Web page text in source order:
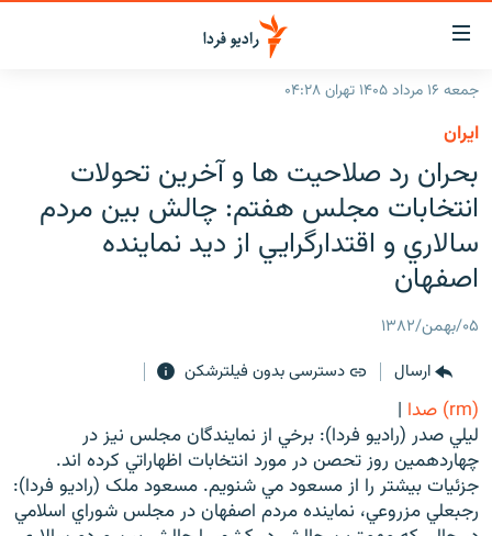
لینک‌های
قابلیت
دسترسی
بازگشت
منوی
اصلی
رفتن
صفحه
جستجو
ایران
جهان
رادیو
انتخاب کنید و بشنوید
برنامه‌های رادیویی
پادکست
چندرسانه‌ای
English
به ما بپیوندید
جمعه ۱۶ مرداد ۱۴۰۵ تهران ۰۴:۲۸
ايران
بحران رد صلاحيت ها و آخرين تحولات
انتخابات مجلس هفتم: چالش بين مردم
سالاري و اقتدارگرايي از ديد نماينده
اصفهان
۰۵/بهمن/۱۳۸۲
ارسال
دسترسی بدون فیلترشکن
(rm) صدا
|
ليلي صدر (راديو فردا): برخي از نمايندگان مجلس نيز در
چهاردهمين روز تحصن در مورد انتخابات اظهاراتي کرده اند.
جزئيات بيشتر را از مسعود مي شنويم. مسعود ملک (راديو فردا):
رجبعلي مزروعي، نماينده مردم اصفهان در مجلس شوراي اسلامي